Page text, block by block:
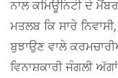
ਨਾਲ ਕਮਿਊਨਿਟੀ ਦੇ
ਮਤਲਬ ਕਿ ਸਾਰੇ
ਬੁਝਾਉਣ ਵਾਲੇ
ਵਿਨਾਸ਼ਕਾਰੀ ਜੰਗਲੀ